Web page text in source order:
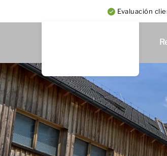
Evaluación